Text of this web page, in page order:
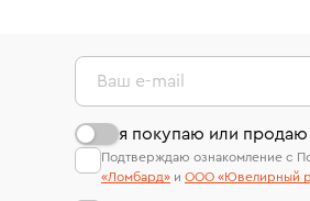
Ваш e-mail
я покупаю или
Подтверждаю ознакомление с
«Ломбард» и ООО «Ювелирный